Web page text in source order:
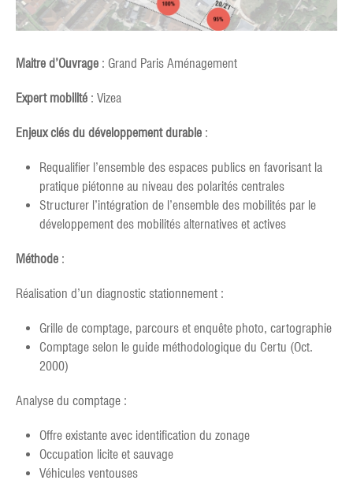
Maitre d’Ouvrage : Grand Paris Aménagement
Expert mobilité : Vizea
Enjeux clés du développement durable :
Requalifier l’ensemble des espaces publics en favorisant la
pratique piétonne au niveau des polarités centrales
Structurer l’intégration de l’ensemble des mobilités par le
développement des mobilités alternatives et actives
Méthode :
Réalisation d’un diagnostic stationnement :
Grille de comptage, parcours et enquête photo, cartographie
Comptage selon le guide méthodologique du Certu (Oct.
2000)
Analyse du comptage :
Offre existante avec identification du zonage
Occupation licite et sauvage
Véhicules ventouses